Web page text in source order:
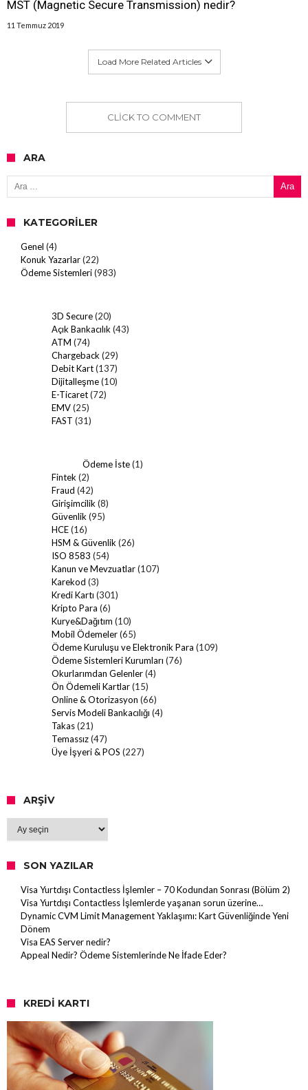
MST (Magnetic Secure Transmission) nedir?
11 Temmuz 2019
Load More Related Articles
CLICK TO COMMENT
ARA
Arama:
KATEGORILER
Genel (4)
Konuk Yazarlar(22)
Ödeme Sistemleri(983)
3D Secure(20)
Açık Bankacılık (43)
ATM (74)
Chargeback (29)
Debit Kart(137)
Dijitalleşme(10)
E-Ticaret(72)
EMV(25)
FAST (31)
Ödeme İste(1)
Fintek (2)
Fraud (42)
Girişimcilik (8)
Güvenlik (95)
HCE(16)
HSM & Güvenlik (26)
ISO 8583 (54)
Kanun ve Mevzuatlar(107)
Karekod (3)
Kredi Kartı (301)
Kripto Para (6)
Kurye&Dağıtım (10)
Mobil Ödemeler(65)
Ödeme Kuruluşu ve Elektronik Para (109)
Ödeme Sistemleri Kurumları (76)
Okurlarımdan Gelenler(4)
Ön Ödemeli Kartlar(15)
Online & Otorizasyon (66)
Servis Modeli Bankacılığı (4)
Takas(21)
Temassız(47)
Üye İşyeri & POS (227)
ARŞIV
SON YAZILAR
Visa Yurtdışı Contactless İşlemler – 70 Kodundan Sonrası (Bölüm 2)
Visa Yurtdışı Contactless İşlemlerde yaşanan sorun üzerine…
Dynamic CVM Limit Management Yaklaşımı: Kart Güvenliğinde Yeni
Dönem
Visa EAS Server nedir?
Appeal Nedir? Ödeme Sistemlerinde Ne İfade Eder?
KREDI KARTI